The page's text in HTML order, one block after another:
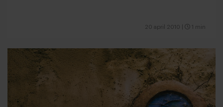
20 april 2010 1 min